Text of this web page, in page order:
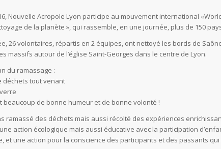
Nouvelle Acropole Lyon participe au mouvement international
de la planète », qui rassemble, en une journée, plus de 150
26 volontaires, répartis en 2 équipes, ont nettoyé les bords de
massifs autour de l’église Saint-Georges dans le centre de Lyon.
du ramassage :
déchets tout venant
beaucoup de bonne humeur et de bonne volonté !
ramassé des déchets mais aussi récolté des expériences
action écologique mais aussi éducative avec la participation
et une action pour la conscience des participants et des passants